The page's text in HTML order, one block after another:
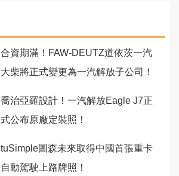
合資期滿！FAW-DEUTZ道依茨一汽
大柴將正式變更為一汽解放子公司！
喬治亞羅設計！一汽解放Eagle J7正
式公布原廠定裝照！
tuSimple圖森未來取得中國首張重卡
自動駕駛上路牌照！